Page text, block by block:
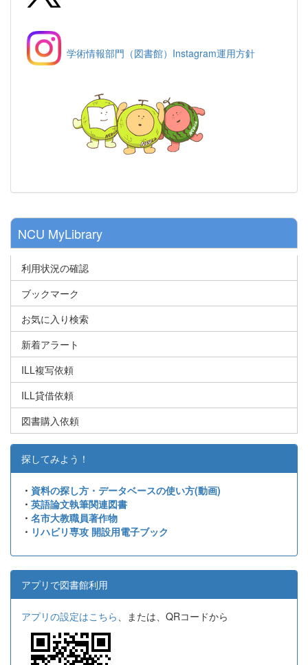
学術情報部門（図書館）Instagram運用方針
NCU MyLibrary
利用状況の確認
ブックマーク
お気に入り検索
新着アラート
ILL複写依頼
ILL貸借依頼
図書購入依頼
探してみよう！
・ 資料の探し方・データベースの使い方(動画)
・ 英語論文執筆関連図書
・ 名市大教職員著作物
・ リハビリ専攻 開設用電子ブック
アプリで図書館利用
アプリの設定はこちら、または、QRコードから